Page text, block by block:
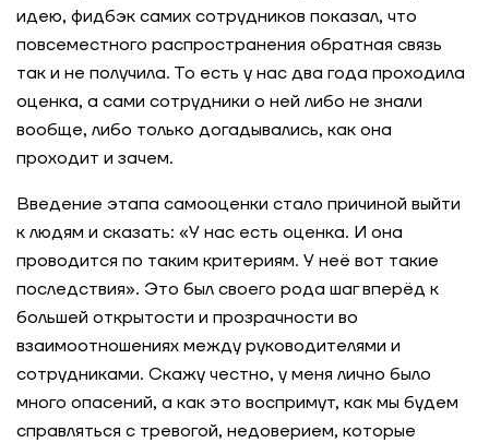
идею, фидбэк самих сотрудников показал, что
повсеместного распространения обратная связь
так и не получила. То есть у нас два года проходила
оценка, а сами сотрудники о ней либо не знали
вообще, либо только догадывались, как она
проходит и зачем.
Введение этапа самооценки стало причиной выйти
к людям и сказать: «У нас есть оценка. И она
проводится по таким критериям. У неё вот такие
последствия». Это был своего рода шаг вперёд к
большей открытости и прозрачности во
взаимоотношениях между руководителями и
сотрудниками. Скажу честно, у меня лично было
много опасений, а как это воспримут, как мы будем
справляться с тревогой, недоверием, которые